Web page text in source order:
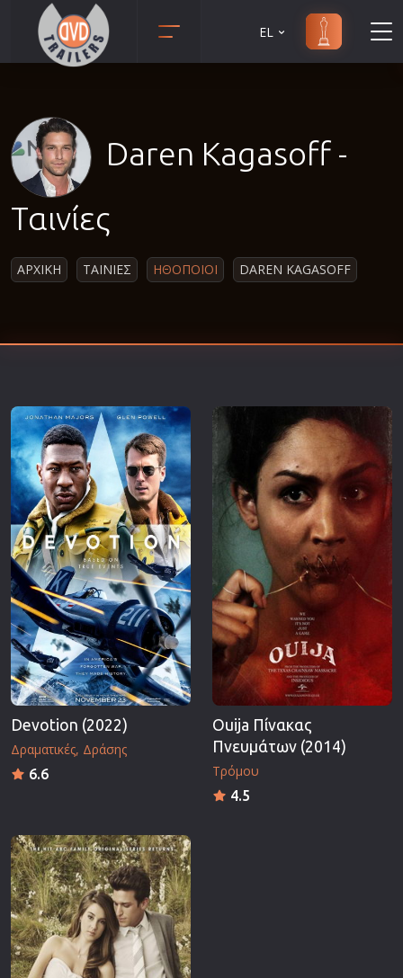
Αισθησιακές
Γουέστερν
Επιστημονικής Φαντασίας
Ερωτικές
Ευρωπαικός Κινηματογράφος
Θρησκευτικές
Θρίλερ
Ιστορικές
Καταστροφής
Κλασσικές
EL
Daren Kagasoff -
Ταινίες
ΑΡΧΙΚΗ ΤΑΙΝΙΕΣ ΗΘΟΠΟΙΟΙ DAREN KAGASOFF
Devotion (2022)
Δραματικές Δράσης
6.6
Ouija Πίνακας
Πνευμάτων (2014)
Τρόμου
4.5